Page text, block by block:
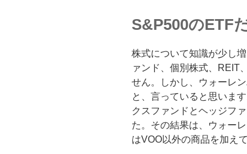
S&P500のETF
株式について知識が少し
ァンド、個別株式、REIT
せん。しかし、ウォーレ
と、言っていると思いま
クスファンドとヘッジフ
た。その結果は、ウォー
はVOO以外の商品を加え